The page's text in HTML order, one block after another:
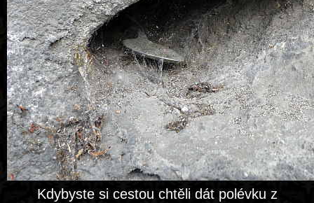
Kdybyste si cestou chtěli dát polévku z